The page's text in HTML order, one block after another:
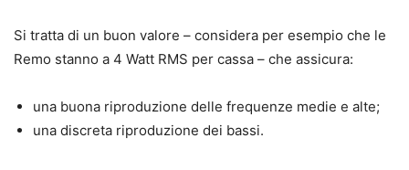
Si tratta di un buon valore – considera per esempio che le
Remo stanno a 4 Watt RMS per cassa – che assicura:
una buona riproduzione delle frequenze medie e alte;
una discreta riproduzione dei bassi.